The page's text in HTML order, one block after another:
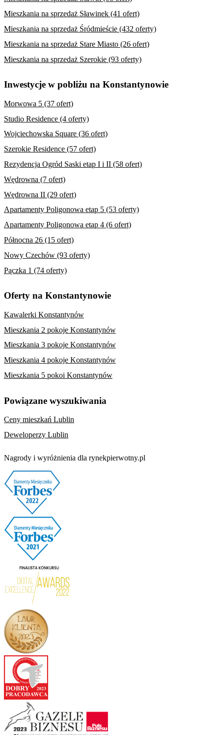
Mieszkania na sprzedaż Sławinek (41 ofert)
Mieszkania na sprzedaż Śródmieście (432 oferty)
Mieszkania na sprzedaż Stare Miasto (26 ofert)
Mieszkania na sprzedaż Szerokie (93 oferty)
Inwestycje w pobliżu na Konstantynowie
Morwowa 5 (37 ofert)
Studio Residence (4 oferty)
Wojciechowska Square (36 ofert)
Szerokie Residence (57 ofert)
Rezydencja Ogród Saski etap I i II (58 ofert)
Wędrowna (7 ofert)
Wędrowna II (29 ofert)
Apartamenty Poligonowa etap 5 (53 oferty)
Apartamenty Poligonowa etap 4 (6 ofert)
Północna 26 (15 ofert)
Nowy Czechów (93 oferty)
Pączka 1 (74 oferty)
Oferty na Konstantynowie
Kawalerki Konstantynów
Mieszkania 2 pokoje Konstantynów
Mieszkania 3 pokoje Konstantynów
Mieszkania 4 pokoje Konstantynów
Mieszkania 5 pokoi Konstantynów
Powiązane wyszukiwania
Ceny mieszkań Lublin
Deweloperzy Lublin
Nagrody i wyróżnienia dla rynekpierwotny.pl